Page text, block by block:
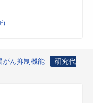
)
がん抑制機能
研究代